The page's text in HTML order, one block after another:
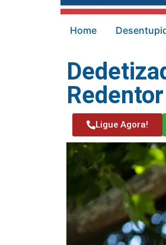
Home
Redentor
Ligue Agora!